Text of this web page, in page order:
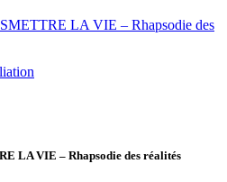
LA VIE – Rhapsodie des réalités